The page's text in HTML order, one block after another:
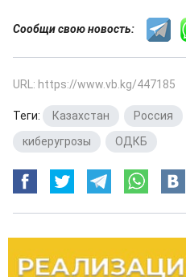
Сообщи свою новость:
URL: https://www.vb.kg/447185
Теги: Казахстан Россия
киберугрозы
ОДКБ